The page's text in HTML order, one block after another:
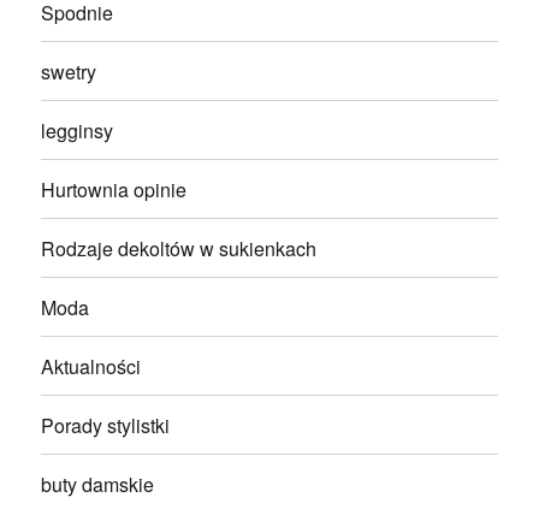
Spodnie
swetry
legginsy
Hurtownia opinie
Rodzaje dekoltów w sukienkach
Moda
Aktualności
Porady stylistki
buty damskie